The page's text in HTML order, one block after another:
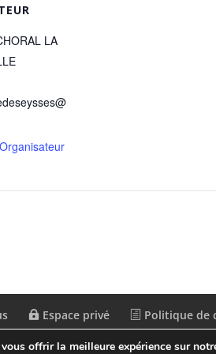
LA
Espace privé Politique de
offrir la meilleure expérience sur